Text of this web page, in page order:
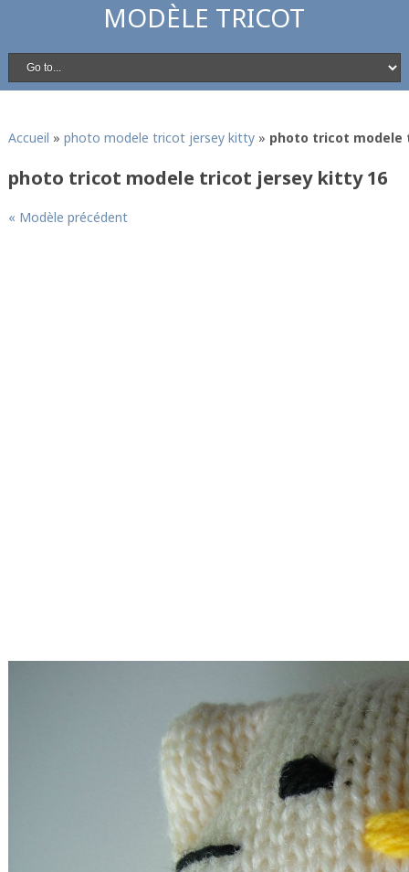
MODÈLE TRICOT
Accueil » photo modele tricot jersey kitty» photo tricot
photo tricot modele tricot jersey kitty 16
« Modèle précédent